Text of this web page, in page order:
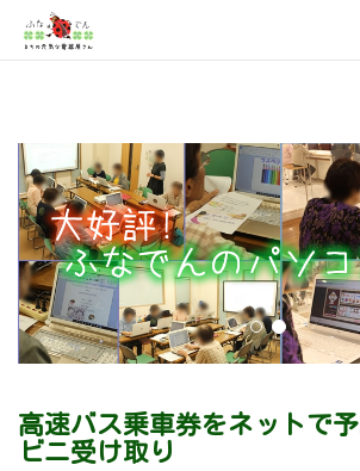
高速バス乗車券をネットで
ビニ受け取り